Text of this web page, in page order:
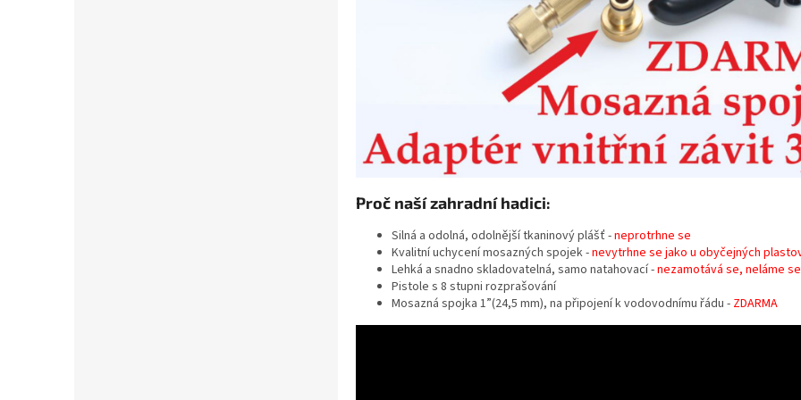
Proč naší zahradní hadici:
Silná a odolná, odolnější tkaninový plášť -neprotrhne se
Kvalitní uchycení mosazných spojek -nevytrhne se jako u obyčejných
Lehká a snadno skladovatelná, samo natahovací -nezamotává se, neláme se
Pistole s 8 stupni rozprašování
Mosazná spojka 1”(24,5 mm), na připojení k vodovodnímu řádu - ZDARMA